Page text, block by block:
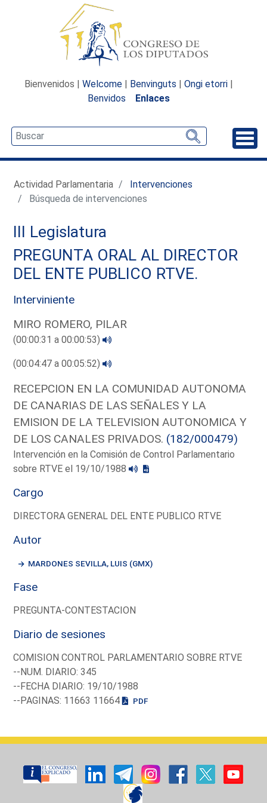
Bienvenidos | Welcome | Benvinguts | Ongi etorri |
Benvidos
Enlaces
Actividad Parlamentaria
Intervenciones
Búsqueda de intervenciones
III Legislatura
PREGUNTA ORAL AL DIRECTOR
DEL ENTE PUBLICO RTVE.
Interviniente
MIRO ROMERO, PILAR
(00:00:31 a 00:00:53)
(00:04:47 a 00:05:52)
RECEPCION EN LA COMUNIDAD AUTONOMA
DE CANARIAS DE LAS SEÑALES Y LA
EMISION DE LA TELEVISION AUTONOMICA Y
DE LOS CANALES PRIVADOS. (182/000479)
Intervención en la Comisión de Control Parlamentario
sobre RTVE el 19/10/1988
Cargo
DIRECTORA GENERAL DEL ENTE PUBLICO RTVE
Autor
MARDONES SEVILLA, LUIS (GMX)
Fase
PREGUNTA-CONTESTACION
Diario de sesiones
COMISION CONTROL PARLAMENTARIO SOBRE RTVE
--NUM. DIARIO: 345
--FECHA DIARIO: 19/10/1988
--PAGINAS: 11663 11664
PDF